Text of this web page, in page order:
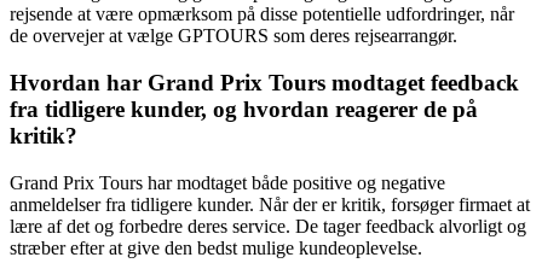
rejsende at være opmærksom på disse potentielle udfordringer, når
de overvejer at vælge GPTOURS som deres rejsearrangør.
Hvordan har Grand Prix Tours modtaget feedback
fra tidligere kunder, og hvordan reagerer de på
kritik?
Grand Prix Tours har modtaget både positive og negative
anmeldelser fra tidligere kunder. Når der er kritik, forsøger firmaet at
lære af det og forbedre deres service. De tager feedback alvorligt og
stræber efter at give den bedst mulige kundeoplevelse.